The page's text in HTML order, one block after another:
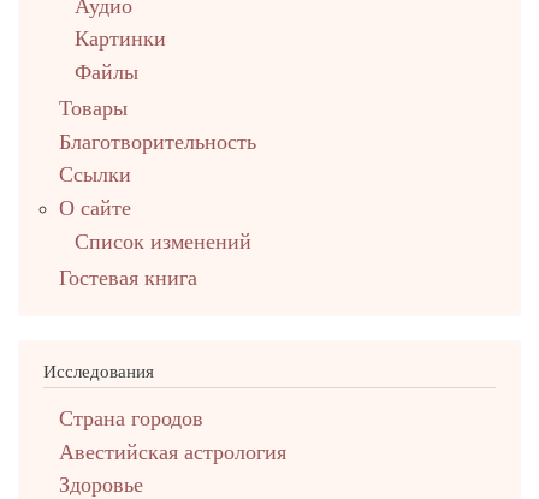
Аудио
Картинки
Файлы
Товары
Благотворительность
Ссылки
О сайте
Список изменений
Гостевая книга
Исследования
Страна городов
Авестийская астрология
Здоровье